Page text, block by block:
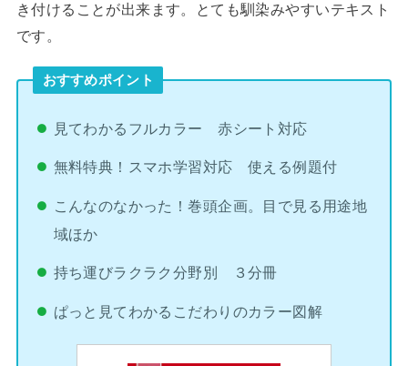
き付けることが出来ます。とても馴染みやすいテキスト
です。
おすすめポイント
見てわかるフルカラー 赤シート対応
無料特典！スマホ学習対応 使える例題付
こんなのなかった！巻頭企画。目で見る用途地
域ほか
持ち運びラクラク分野別 ３分冊
ぱっと見てわかるこだわりのカラー図解